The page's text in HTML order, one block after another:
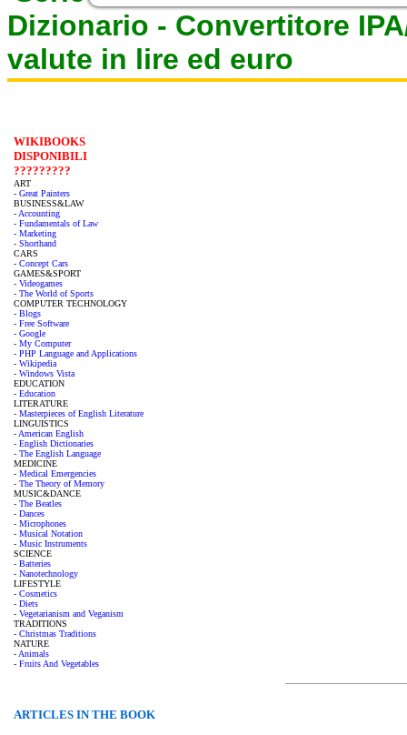
Dizionario - Convertitore
valute in lire ed euro
WIKIBOOKS
DISPONIBILI
?????????
ART
- Great Painters
BUSINESS&LAW
- Accounting
- Fundamentals of Law
- Marketing
- Shorthand
CARS
- Concept Cars
GAMES&SPORT
- Videogames
- The World of Sports
COMPUTER TECHNOLOGY
- Blogs
- Free Software
- Google
- My Computer
- PHP Language and Applications
- Wikipedia
- Windows Vista
EDUCATION
- Education
LITERATURE
- Masterpieces of English Literature
LINGUISTICS
- American English
- English Dictionaries
- The English Language
MEDICINE
- Medical Emergencies
- The Theory of Memory
MUSIC&DANCE
- The Beatles
- Dances
- Microphones
- Musical Notation
- Music Instruments
SCIENCE
- Batteries
- Nanotechnology
LIFESTYLE
- Cosmetics
- Diets
- Vegetarianism and Veganism
TRADITIONS
- Christmas Traditions
NATURE
- Animals
- Fruits And Vegetables
ARTICLES IN THE BOOK